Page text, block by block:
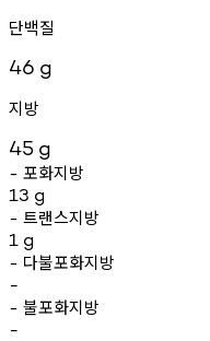
단백질
46 g
지방
45 g
- 포화지방
13 g
- 트랜스지방
1 g
- 다불포화지방
-
- 불포화지방
-